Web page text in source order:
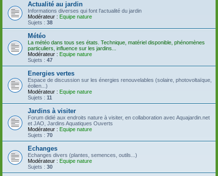
Actualité au jardin
Informations diverses qui font l'actualité du jardin
Modérateur : Equipe nature
Sujets : 38
Météo
La météo dans tous ses états. Technique, matériel disponible, phénomènes
particuliers, influence sur les jardins...
Modérateur : Equipe nature
Sujets : 47
Energies vertes
Espace de discussion sur les énergies renouvelables (solaire, photovoltaïque,
éolien...)
Modérateur : Equipe nature
Sujets : 11
Jardins à visiter
Forum didié aux endroits nature à visiter, en collaboration avec Aquajardin.net
et JAO, Jardins Aquatiques Ouverts
Modérateur : Equipe nature
Sujets : 70
Echanges
Echanges divers (plantes, semences, outils...)
Modérateur : Equipe nature
Sujets : 30